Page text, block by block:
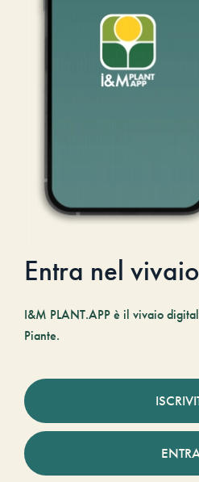
Entra nel
I&M PLANT.APP è il vivaio
Piante.